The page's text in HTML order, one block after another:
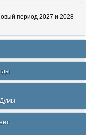
период 2027 и 2028
Думы